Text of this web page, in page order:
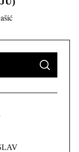
S
A
C